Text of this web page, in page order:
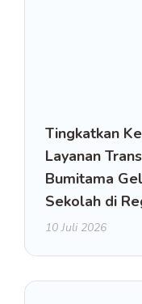
Tingkatkan
Layanan
Bumitama
Sekolah di
10 Juli 2026